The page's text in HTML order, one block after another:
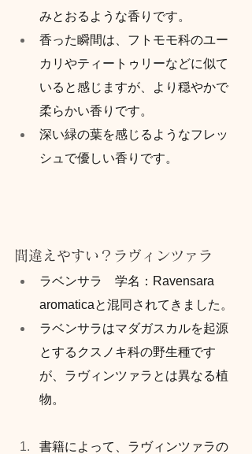
みとおるような香りです。
香った瞬間は、フトモモ科のユー
カリやティートゥリーなどに似て
いると感じますが、より穏やかで
柔らかい香りです。
深い緑の葉を感じるようなフレッ
シュで優しい香りです。
間違えやすい？ラヴィンツァラ
ラベンサラ　学名：Ravensara
aromaticaと混同されてきました。
ラベンサラはマダガスカルを起源
とするクスノキ科の野生種です
が、ラヴィンツァラとは異なる植
物。
書籍によって、ラヴィンツァラの